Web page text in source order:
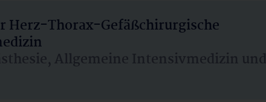
Herz-Thorax-Gefäßchirurgische
Allgemeine Intensivmedizin und